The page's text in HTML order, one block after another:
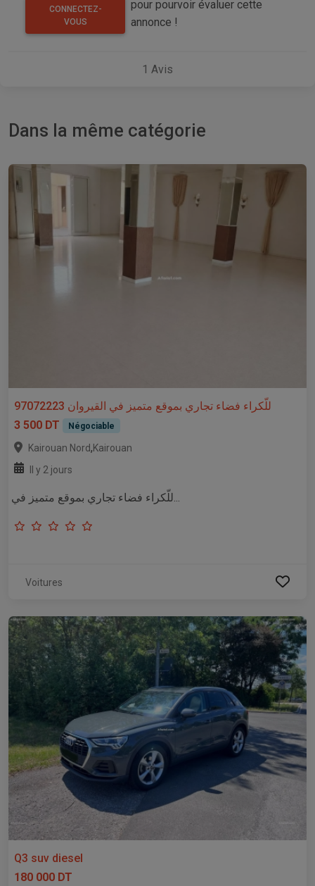
CONNECTEZ-
VOUS
pour pourvoir évaluer cette
annonce !
1 Avis
Dans la même catégorie
للّكراء فضاء تجاري بموقع متميز في القيروان 97072223
3 500 DT
Négociable
Kairouan Nord,Kairouan
Il y 2 jours
Voitures
Q3 suv diesel
180 000 DT